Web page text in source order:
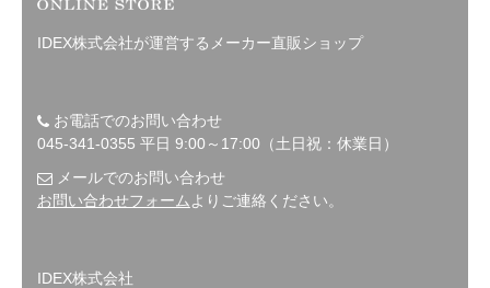
IDEX株式会社が運営するメーカー直販ショップ
お電話でのお問い合わせ
045-341-0355 平日 9:00～17:00（土日祝：休業日）
メールでのお問い合わせ
お問い合わせフォーム よりご連絡ください。
IDEX株式会社